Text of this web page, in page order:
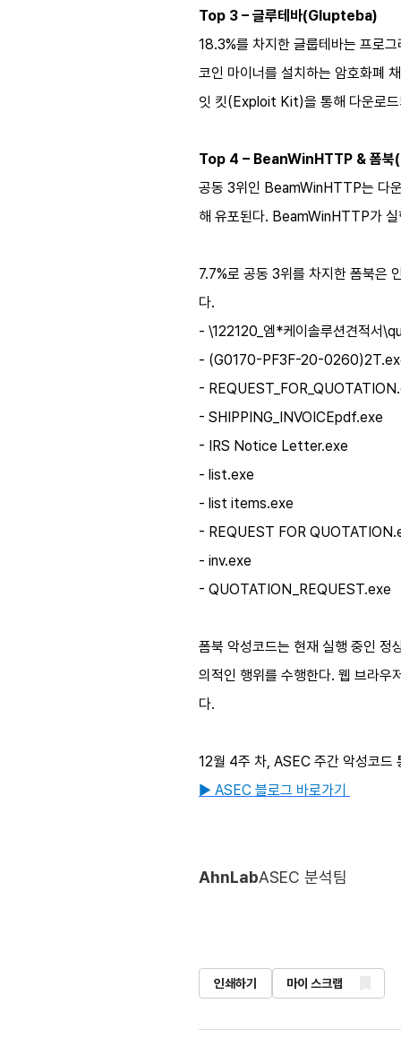
Top 3 – 글루테바(Glupteba)
18.3%를 차지한 글룹테바는 프로
코인 마이너를 설치하는 암호화폐
잇 킷(Exploit Kit)을 통해 다운로드
Top 4 – BeanWinHTTP & 폼
공동 3위인 BeamWinHTTP는 다
해 유포된다. BeamWinHTTP가
7.7%로 공동 3위를 차지한 폼북은
다.
- \122120_엠*케이솔루션견적서
- (G0170-PF3F-20-
-
- SHIPPING_INVOICEpdf.exe
- IRS Notice Letter.exe
- list.exe
- list items.exe
- REQUEST FOR
- inv.exe
- QUOTATION_REQUEST.exe
폼북 악성코드는 현재 실행 중인
의적인 행위를 수행한다. 웹 브라
다.
12월 4주 차, ASEC 주간 악성코
▶ ASEC 블로그 바로가기
AhnLabASEC 분석팀
인쇄하기 마이 스크랩